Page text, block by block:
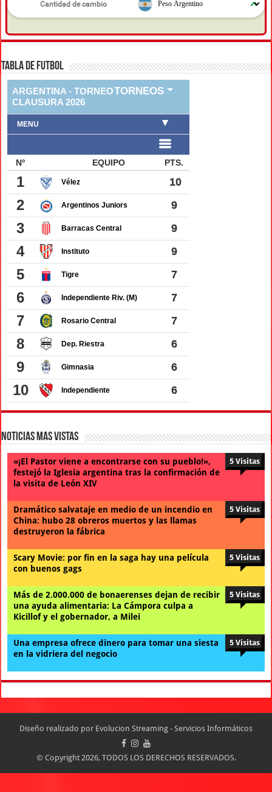
TABLA DE FUTBOL
Noticias Mas Vistas
«¡El Pastor viene a encontrarse con su pueblo!»,
festejó la Iglesia argentina tras la confirmación de
la visita de León XIV
5 Visitas
Dramático salvataje en medio de un incendio en
China: hubo 28 obreros muertos y las llamas
destruyeron la fábrica
5 Visitas
Scary Movie: por fin en la saga hay una película
con buenos gags
5 Visitas
Más de 2.000.000 de bonaerenses dejan de recibir
una ayuda alimentaria: La Cámpora culpa a
Kicillof y el gobernador, a Milei
5 Visitas
Una empresa ofrece dinero para tomar una siesta
en la vidriera del negocio
5 Visitas
Diseño realizado por Evolucion Streaming - Servicios Informáticos
© Copyright 2026, TODOS LOS DERECHOS RESERVADOS.